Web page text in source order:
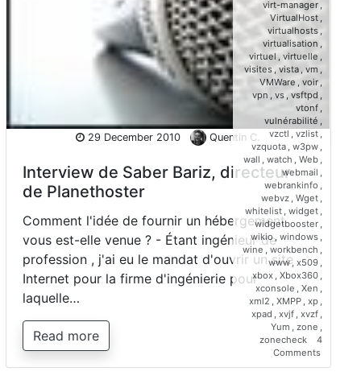
29 December 2010 Quentin C.
Interview de Saber Bariz, directeur
de Planethoster
Comment l'idée de fournir un hébergement
vous est-elle venue ? - Étant ingénieur de
profession , j'ai eu le mandat d'ouvrir un site
Internet pour la firme d'ingénierie pour
laquelle…
Read more
virt-manager ,
VirtualHost ,
virtualhosts ,
virtualisation ,
virtuel, virtuelle ,
visites , vista , vm ,
VMWare , voir ,
vpn , vs , vsftpd ,
vtonf ,
vulnérabilité ,
vzctl , vzlist ,
vzquota , w3pw ,
wall , watch , Web ,
webmail ,
webrankinfo ,
webvz , Wget ,
whitelist , widget ,
widgetbooster ,
wikio, windows ,
wine , workbench ,
www, x509 ,
xbox , Xbox360 ,
xconsole , Xen ,
xml2 , XMPP , xp ,
xpad , xvjf , xvzf ,
Yum , zone ,
zonecheck
4
Commentson
Interview